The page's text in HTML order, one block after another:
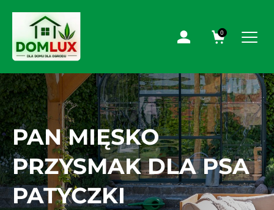
0
PAN MIĘSKO
PRZYSMAK DLA PSA
PATYCZKI